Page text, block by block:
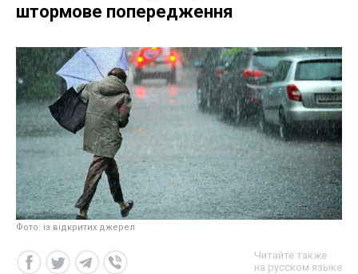
штормове попередження
Фото: із відкритих джерел
Читайте также
на русском языке